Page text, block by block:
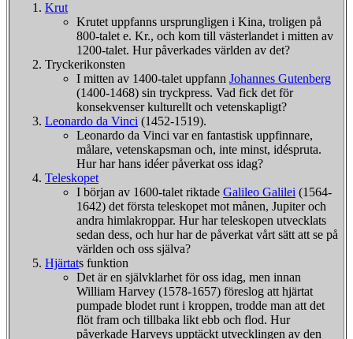
Krut
Krutet uppfanns ursprungligen i Kina, troligen på
800-talet e. Kr., och kom till västerlandet i mitten av
1200-talet. Hur påverkades världen av det?
Tryckerikonsten
I mitten av 1400-talet uppfann Johannes Gutenberg
(1400-1468) sin tryckpress. Vad fick det för
konsekvenser kulturellt och vetenskapligt?
Leonardo da Vinci (1452-1519).
Leonardo da Vinci var en fantastisk uppfinnare,
målare, vetenskapsman och, inte minst, idéspruta.
Hur har hans idéer påverkat oss idag?
Teleskopet
I början av 1600-talet riktade Galileo Galilei (1564-
1642) det första teleskopet mot månen, Jupiter och
andra himlakroppar. Hur har teleskopen utvecklats
sedan dess, och hur har de påverkat vårt sätt att se på
världen och oss själva?
Hjärtats funktion
Det är en självklarhet för oss idag, men innan
William Harvey (1578-1657) föreslog att hjärtat
pumpade blodet runt i kroppen, trodde man att det
flöt fram och tillbaka likt ebb och flod. Hur
påverkade Harveys upptäckt utvecklingen av den